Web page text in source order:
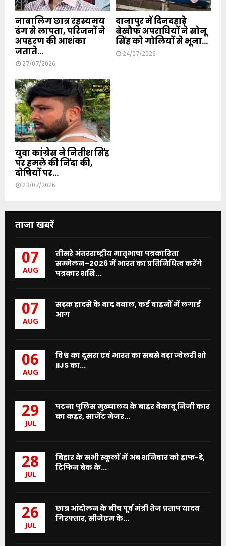
नाबालिग छात्र रहस्यमय
ढंग से लापता, परिजनों ने
अपहरण की आशंका
जताते...
27/07/2026
दानापुर में दिनदहाड़े
बेखौफ अपराधियों ने सोनू
सिंह को गोलियों से भूना...
24/07/2026
युवा कांग्रेस ने नितीश सिंह
पर हमले की निंदा की,
दोषियों पर...
23/07/2026
ताजा खबरें
07
AUG
तीसरे अंतरराष्ट्रीय मातृभाषा पत्रकारिता
सम्मेलन–2026 में भारत का प्रतिनिधित्व करेंगे
पत्रकार शशि...
07
AUG
सड़क हादसे के बाद बवाल, कई वाहनों में लगाई
आग
06
AUG
विश्व का दूसरा एवं भारत का सबसे बड़ा ज्वेलरी शो
IIJS का...
29
JUL
पटना पुलिस मुख्यालय के बाहर बेकाबू निजी कार
का कहर, सार्जेंट मेजर...
28
JUL
बिहार के सभी स्कूलों में अब शनिवार को हाफ-डे,
टिफिन ब्रेक के...
26
JUL
छात्र आंदोलन के बीच पूर्व मंत्री तेज प्रताप यादव
गिरफ्तार, सीजेएम के...